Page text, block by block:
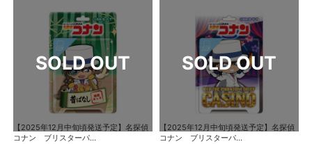
【2025年12月中旬頃発送予定】名探偵
コナン ブリスターパ...
【2025年12月中旬頃発送予定】名探偵
コナン ブリスターパ...